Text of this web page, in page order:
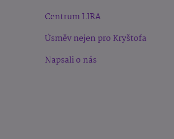
Centrum LIRA
Úsměv nejen pro Kryštofa
Napsali o nás